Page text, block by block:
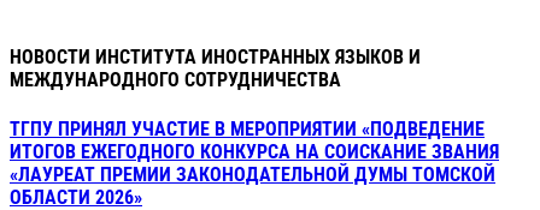
НОВОСТИ ИНСТИТУТА ИНОСТРАННЫХ ЯЗЫКОВ И
МЕЖДУНАРОДНОГО СОТРУДНИЧЕСТВА
ТГПУ ПРИНЯЛ УЧАСТИЕ В МЕРОПРИЯТИИ «ПОДВЕДЕНИЕ
ИТОГОВ ЕЖЕГОДНОГО КОНКУРСА НА СОИСКАНИЕ ЗВАНИЯ
«ЛАУРЕАТ ПРЕМИИ ЗАКОНОДАТЕЛЬНОЙ ДУМЫ ТОМСКОЙ
ОБЛАСТИ 2026»